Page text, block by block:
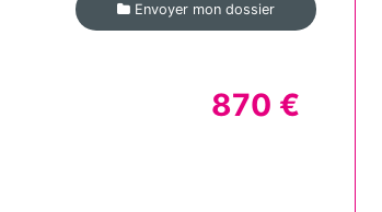
Envoyer mon dossier
870 €